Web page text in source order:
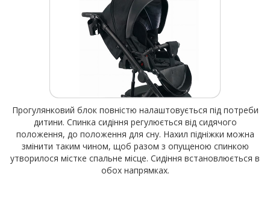
Прогулянковий блок повністю налаштовується під потреби
дитини. Спинка сидіння регулюється від сидячого
положення, до положення для сну. Нахил підніжки можна
змінити таким чином, щоб разом з опущеною спинкою
утворилося містке спальне місце. Сидіння встановлюється в
обох напрямках.